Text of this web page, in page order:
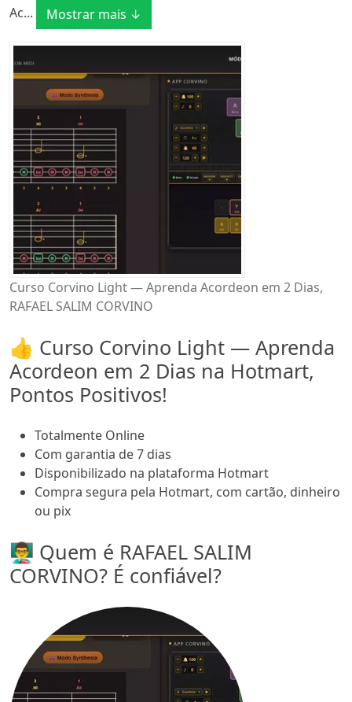
Ac...
Mostrar mais ↓
Curso Corvino Light — Aprenda Acordeon em 2 Dias,
RAFAEL SALIM CORVINO
👍 Curso Corvino Light — Aprenda
Acordeon em 2 Dias na Hotmart,
Pontos Positivos!
Totalmente Online
Com garantia de 7 dias
Disponibilizado na plataforma Hotmart
Compra segura pela Hotmart, com cartão, dinheiro
ou pix
👨‍🏫 Quem é RAFAEL SALIM
CORVINO? É confiável?